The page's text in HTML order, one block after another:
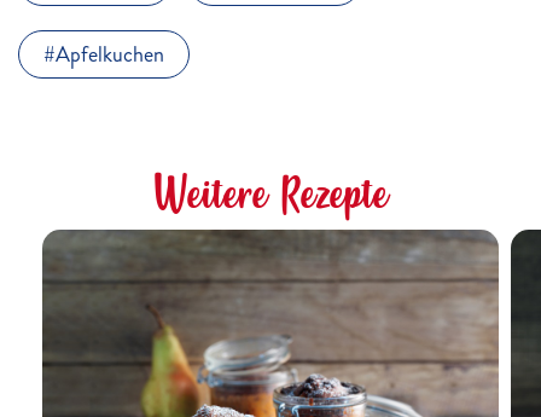
Apfelkuchen
Weitere Rezepte